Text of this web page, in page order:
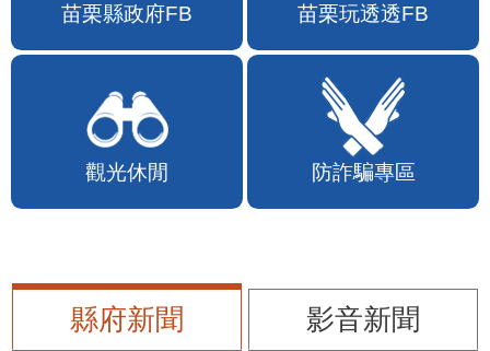
苗栗縣政府FB 苗栗玩透透FB
觀光休閒 防詐騙專區
縣府新聞
影音新聞